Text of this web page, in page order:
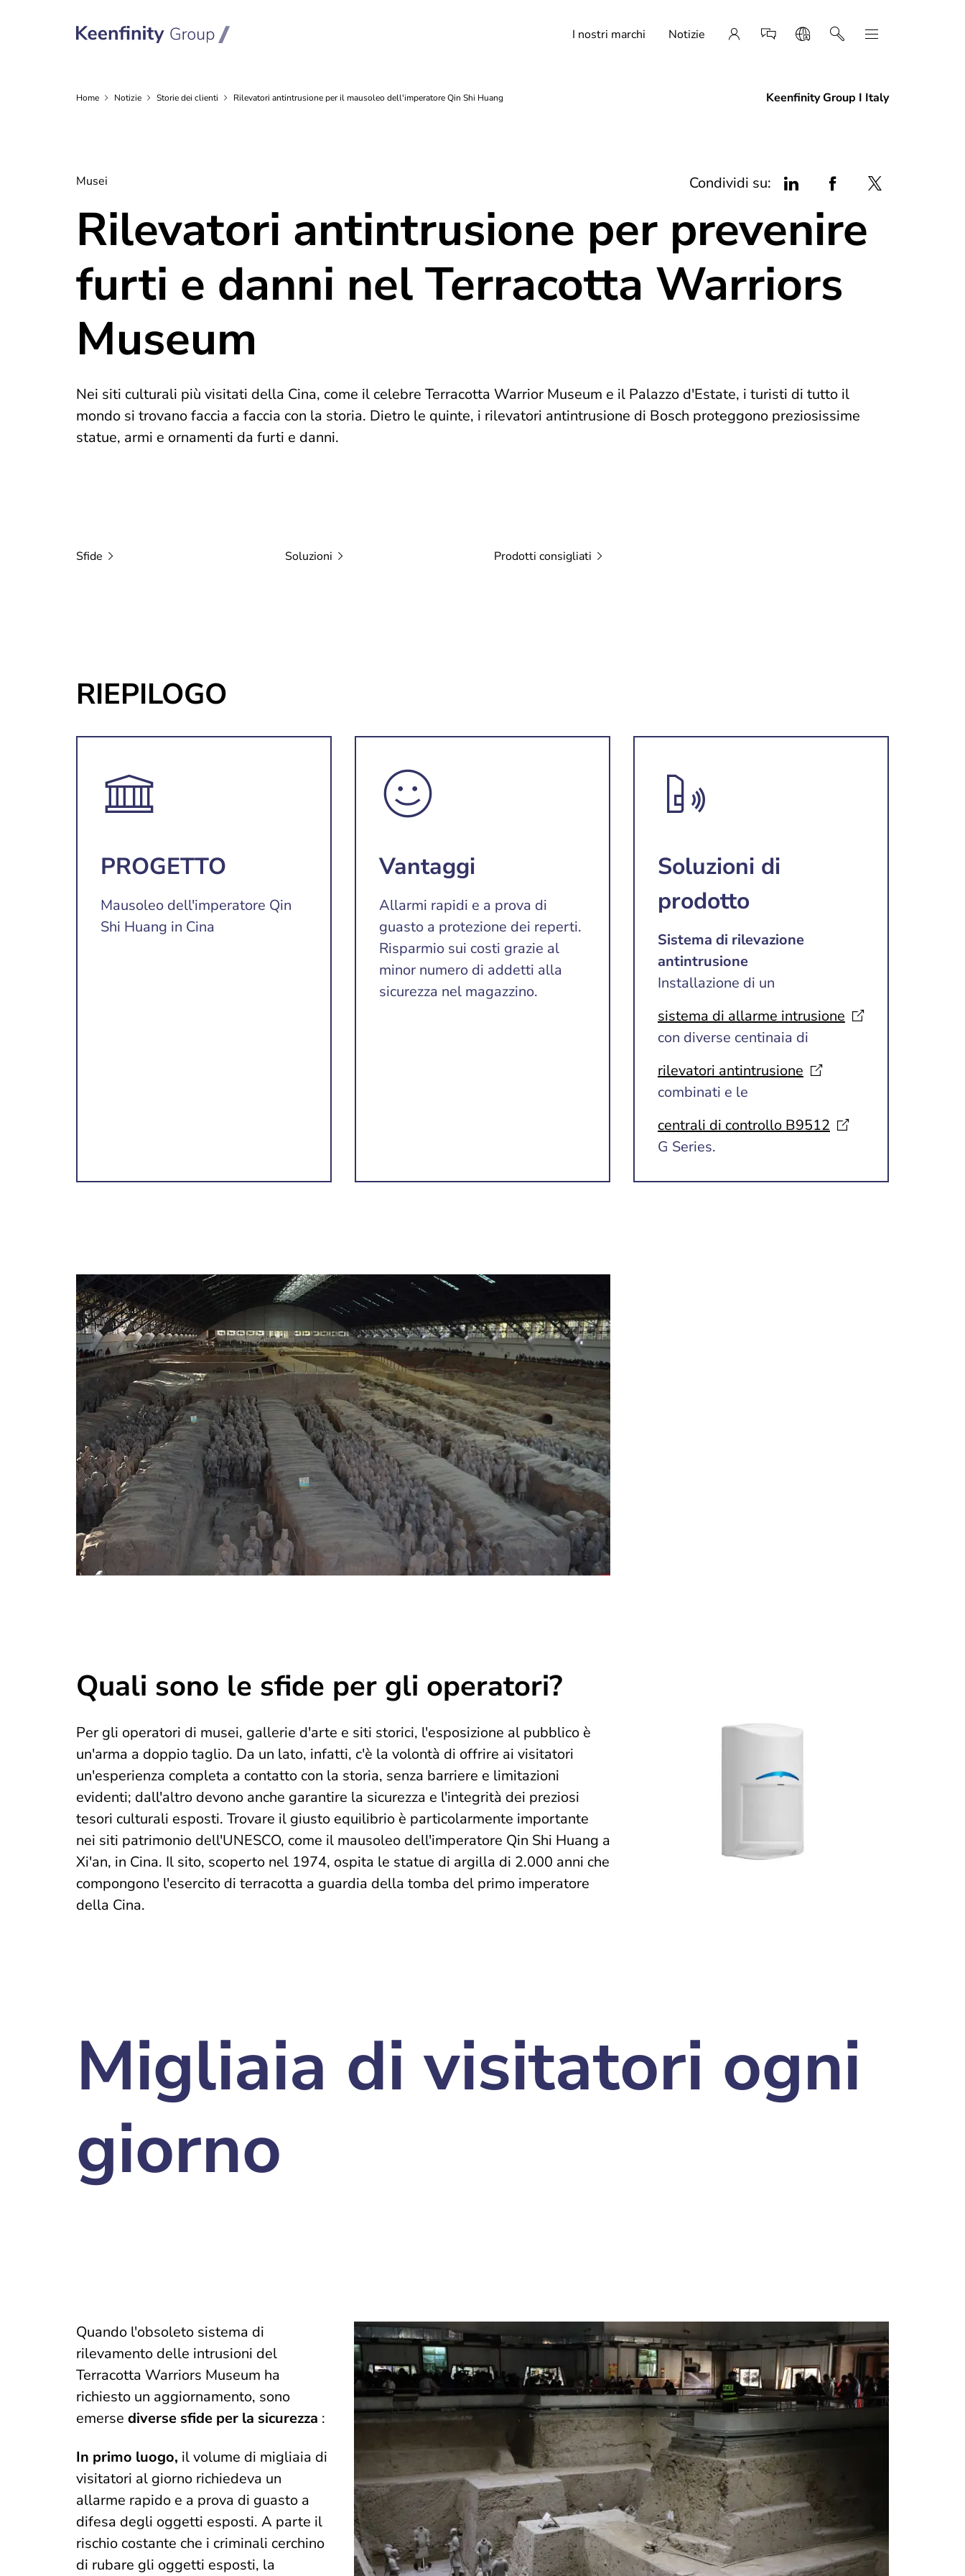
I nostri marchi Notizie
Home Notizie Storie dei clienti Rilevatori antintrusione per il mausoleo dell'imperatore Qin Shi Huang Keenfinity Group I Italy
Musei Condividi su:
Rilevatori antintrusione per prevenire
furti e danni nel Terracotta Warriors
Museum
Nei siti culturali più visitati della Cina, come il celebre Terracotta Warrior Museum e il Palazzo d'Estate, i turisti di tutto il
mondo si trovano faccia a faccia con la storia. Dietro le quinte, i rilevatori antintrusione di Bosch proteggono preziosissime
statue, armi e ornamenti da furti e danni.
Sfide Soluzioni Prodotti consigliati
RIEPILOGO
PROGETTO
Mausoleo dell'imperatore Qin
Shi Huang in Cina
Vantaggi
Allarmi rapidi e a prova di
guasto a protezione dei reperti.
Risparmio sui costi grazie al
minor numero di addetti alla
sicurezza nel magazzino.
Soluzioni di
prodotto
Sistema di rilevazione
antintrusione
Installazione di un
sistema di allarme intrusione
con diverse centinaia di
rilevatori antintrusione
combinati e le
centrali di controllo B9512
G Series.
Quali sono le sfide per gli operatori?
Per gli operatori di musei, gallerie d'arte e siti storici, l'esposizione al pubblico è
un'arma a doppio taglio. Da un lato, infatti, c'è la volontà di offrire ai visitatori
un'esperienza completa a contatto con la storia, senza barriere e limitazioni
evidenti; dall'altro devono anche garantire la sicurezza e l'integrità dei preziosi
tesori culturali esposti. Trovare il giusto equilibrio è particolarmente importante
nei siti patrimonio dell'UNESCO, come il mausoleo dell'imperatore Qin Shi Huang a
Xi'an, in Cina. Il sito, scoperto nel 1974, ospita le statue di argilla di 2.000 anni che
compongono l'esercito di terracotta a guardia della tomba del primo imperatore
della Cina.
Migliaia di visitatori ogni
giorno
Quando l'obsoleto sistema di
rilevamento delle intrusioni del
Terracotta Warriors Museum ha
richiesto un aggiornamento, sono
emerse diverse sfide per la sicurezza :
In primo luogo, il volume di migliaia di
visitatori al giorno richiedeva un
allarme rapido e a prova di guasto a
difesa degli oggetti esposti. A parte il
rischio costante che i criminali cerchino
di rubare gli oggetti esposti, la